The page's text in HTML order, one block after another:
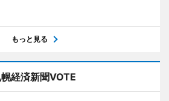
もっと見る
経済新聞VOTE